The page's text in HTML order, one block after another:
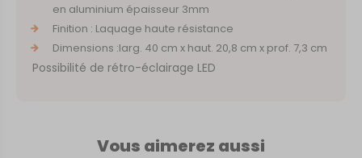
en aluminium épaisseur 3mm
Finition : Laquage haute résistance
Dimensions :larg. 40 cm x haut. 20,8 cm x prof. 7,3 cm
Possibilité de rétro-éclairage LED
Vous aimerez aussi